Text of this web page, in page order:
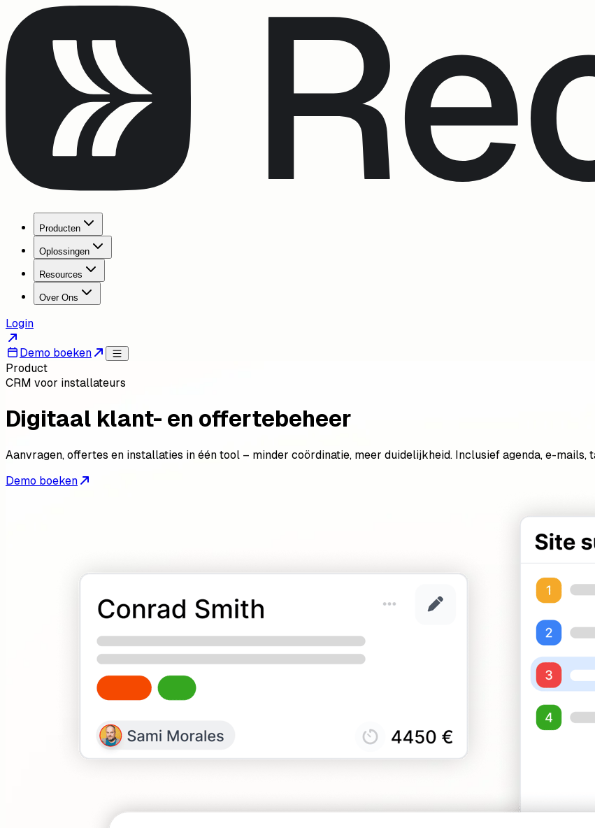
Producten
Oplossingen
Resources
Over Ons
Login
Demo boeken
Product
CRM voor installateurs
Digitaal klant- en offertebeheer
Aanvragen, offertes en installaties in één tool – minder coördinatie, meer duidelijkheid. Inclusief agenda, e-
Demo boeken